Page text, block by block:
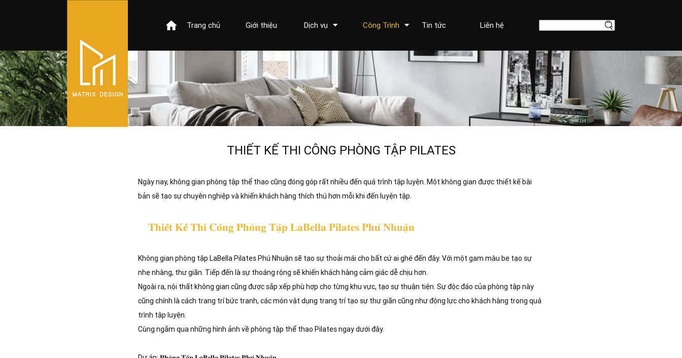
Trang chủ Giới thiệu Dịch vụ Công Trình Tin tức Liên hệ
THIẾT KẾ THI CÔNG PHÒNG TẬP PILATES
Ngày nay, không gian phòng tập thể thao cũng đóng góp rất nhiều đến quá trình tập luyện. Một không gian được thiết kế bài
bản sẽ tạo sự chuyên nghiệp và khiến khách hàng thích thú hơn mỗi khi đến luyện tập.
𝐓𝐡𝐢𝐞̂́𝐭 𝐊𝐞̂́ 𝐓𝐡𝐢 𝐂𝐨̂𝐧𝐠 𝐏𝐡𝐨̀𝐧𝐠 𝐓𝐚̣̂𝐩 𝐋𝐚𝐁𝐞𝐥𝐥𝐚 𝐏𝐢𝐥𝐚𝐭𝐞𝐬 𝐏𝐡𝐮́ 𝐍𝐡𝐮𝐚̣̂𝐧
Không gian phòng tập LaBella Pilates Phú Nhuận sẽ tạo sự thoải mái cho bất cứ ai ghé đến đây. Với một gam màu be tạo sự
nhẹ nhàng, thư giãn. Tiếp đến là sự thoáng rộng sẽ khiến khách hàng cảm giác dễ chịu hơn.
Ngoài ra, nội thất không gian cũng được sắp xếp phù hợp cho từng khu vực, tạo sự thuận tiện. Sự độc đáo của phòng tập này
cũng chính là cách trang trí bức tranh, các món vật dụng trang trí tạo sự thư giãn cũng như động lực cho khách hàng trong quá
trình tập luyện.
Cùng ngắm qua những hình ảnh về phòng tập thể thao Pilates ngay dưới đây.